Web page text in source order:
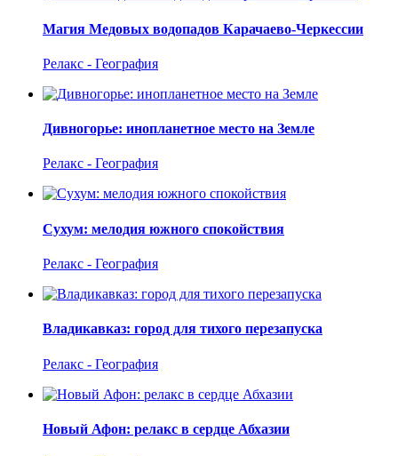
Магия Медовых водопадов Карачаево-Черкессии
Релакс - География
Дивногорье: инопланетное место на Земле
Релакс - География
Сухум: мелодия южного спокойствия
Релакс - География
Владикавказ: город для тихого перезапуска
Релакс - География
Новый Афон: релакс в сердце Абхазии